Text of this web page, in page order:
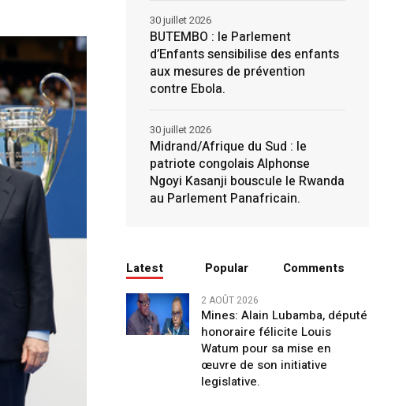
BUTEMBO : le Parlement
d’Enfants sensibilise des enfants
aux mesures de prévention
contre Ebola.
30 juillet 2026
Midrand/Afrique du Sud : le
patriote congolais Alphonse
Ngoyi Kasanji bouscule le Rwanda
au Parlement Panafricain.
30 juillet 2026
Latest Popular Comments
2 AOÛT 2026
Mines: Alain Lubamba, député
honoraire félicite Louis
Watum pour sa mise en
œuvre de son initiative
legislative.